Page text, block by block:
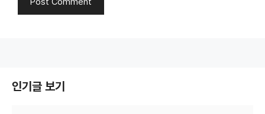
인기글 보기